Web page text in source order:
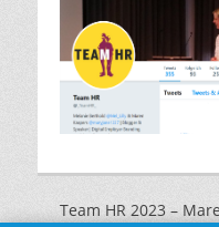
Team HR 2023 –